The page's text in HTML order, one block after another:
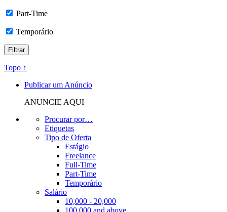
Part-Time
Temporário
Topo ↑
Publicar um Anúncio
ANUNCIE AQUI
Procurar por…
Etiquetas
Tipo de Oferta
Estágio
Freelance
Full-Time
Part-Time
Temporário
Salário
10,000 - 20,000
100,000 and above